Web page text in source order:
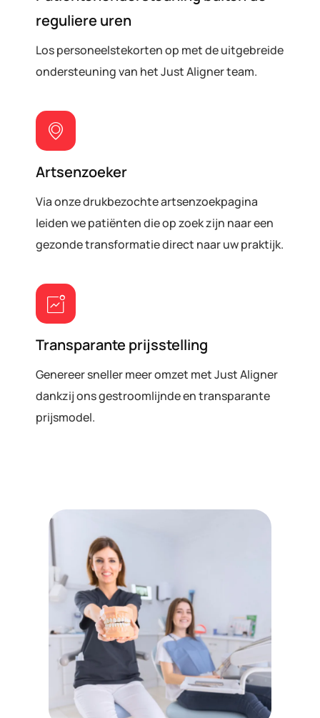
reguliere uren
Los personeelstekorten op met de uitgebreide
ondersteuning van het Just Aligner team.
Artsenzoeker
Via onze drukbezochte artsenzoekpagina
leiden we patiënten die op zoek zijn naar een
gezonde transformatie direct naar uw praktijk.
Transparante prijsstelling
Genereer sneller meer omzet met Just Aligner
dankzij ons gestroomlijnde en transparante
prijsmodel.